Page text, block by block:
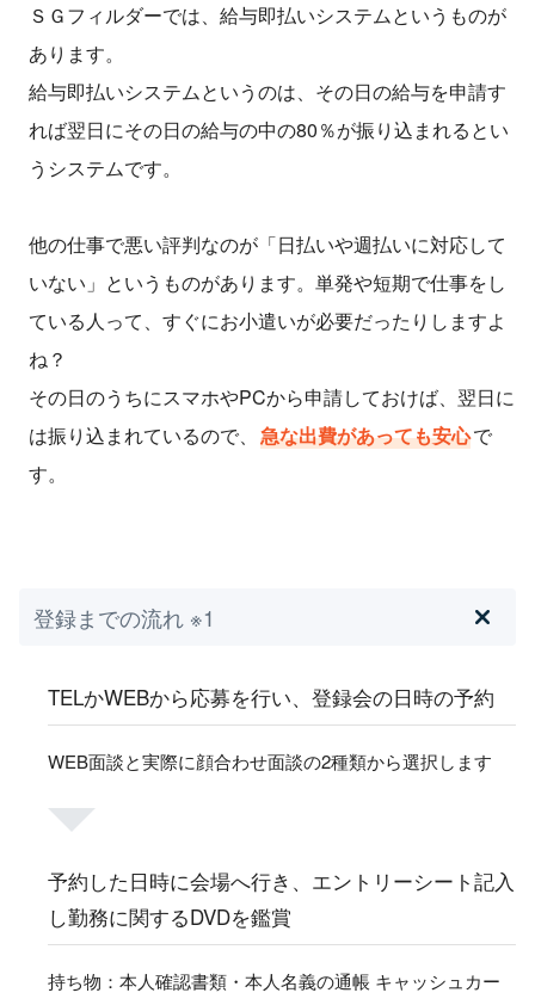
ＳＧフィルダーでは、給与即払いシステムというものが
あります。
給与即払いシステムというのは、その日の給与を申請す
れば翌日にその日の給与の中の80％が振り込まれるとい
うシステムです。
他の仕事で悪い評判なのが「日払いや週払いに対応して
いない」というものがあります。単発や短期で仕事をし
ている人って、すぐにお小遣いが必要だったりしますよ
ね？
その日のうちにスマホやPCから申請しておけば、翌日に
は振り込まれているので、 急な出費があっても安心で
す。
登録までの流れ ※1
TELかWEBから応募を行い、登録会の日時の予約
WEB面談と実際に顔合わせ面談の2種類から選択します
予約した日時に会場へ行き、エントリーシート記入
し勤務に関するDVDを鑑賞
持ち物：本人確認書類・本人名義の通帳 キャッシュカー